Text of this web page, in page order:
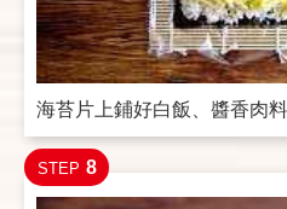
海苔片上鋪好白飯、醬香肉
STEP 8